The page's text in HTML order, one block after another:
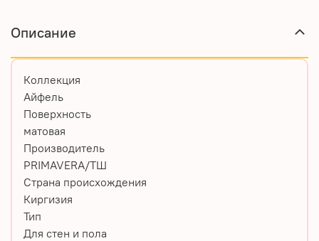
Описание
Коллекция
Айфель
Поверхность
матовая
Производитель
PRIMAVERA/ТШ
Страна происхождения
Киргизия
Тип
Для стен и пола